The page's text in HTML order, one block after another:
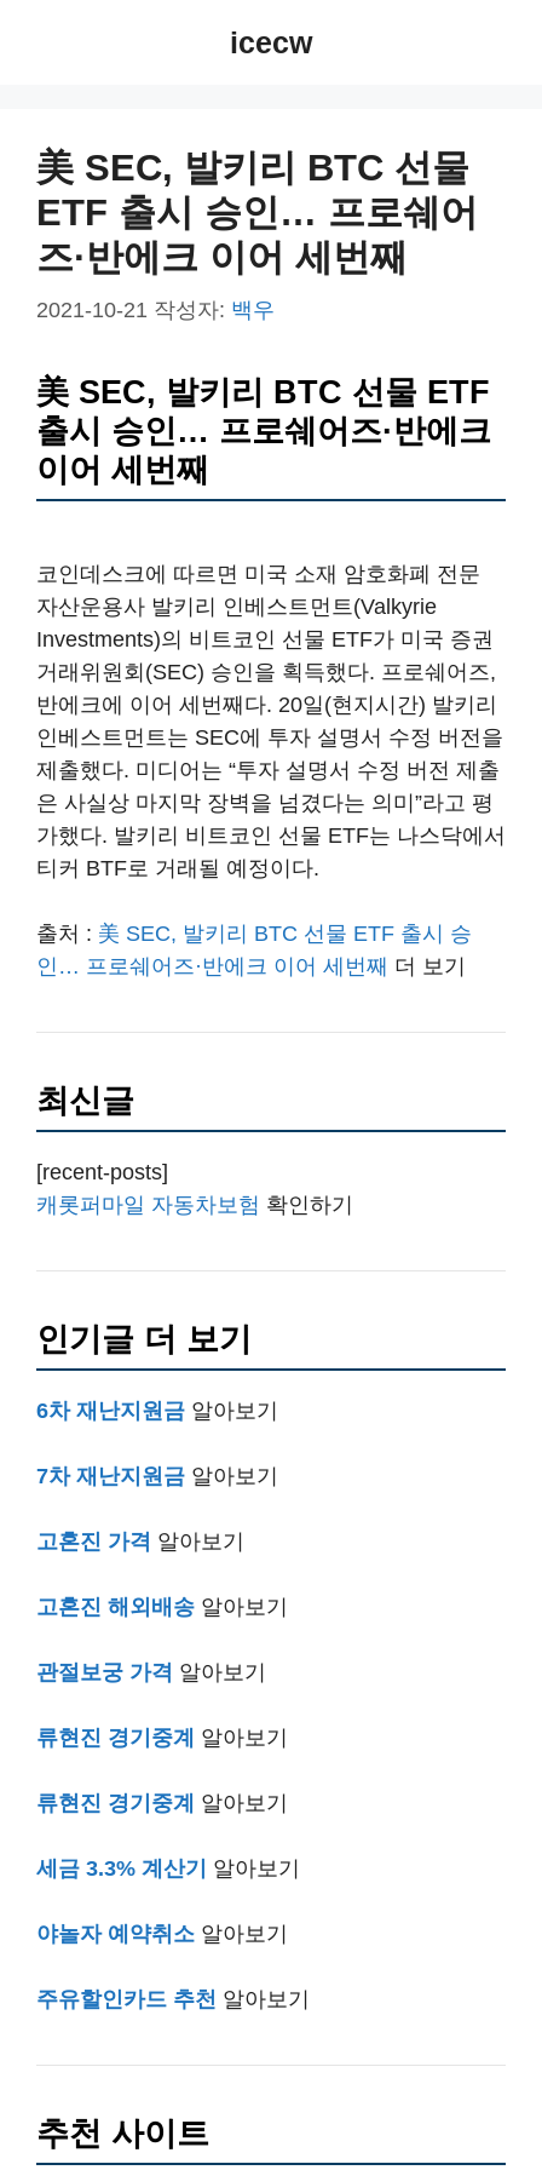
icecw
美 SEC, 발키리 BTC 선물
ETF 출시 승인… 프로쉐어
즈·반에크 이어 세번째
2021-10-21 작성자: 백우
美 SEC, 발키리 BTC 선물 ETF
출시 승인… 프로쉐어즈·반에크
이어 세번째
코인데스크에 따르면 미국 소재 암호화폐 전문
자산운용사 발키리 인베스트먼트(Valkyrie
Investments)의 비트코인 선물 ETF가 미국 증권
거래위원회(SEC) 승인을 획득했다. 프로쉐어즈,
반에크에 이어 세번째다. 20일(현지시간) 발키리
인베스트먼트는 SEC에 투자 설명서 수정 버전을
제출했다. 미디어는 “투자 설명서 수정 버전 제출
은 사실상 마지막 장벽을 넘겼다는 의미”라고 평
가했다. 발키리 비트코인 선물 ETF는 나스닥에서
티커 BTF로 거래될 예정이다.
출처 : 美 SEC, 발키리 BTC 선물 ETF 출시 승
인… 프로쉐어즈·반에크 이어 세번째 더 보기
최신글
[recent-posts]
캐롯퍼마일 자동차보험 확인하기
인기글 더 보기
6차 재난지원금 알아보기
7차 재난지원금 알아보기
고혼진 가격 알아보기
고혼진 해외배송 알아보기
관절보궁 가격 알아보기
류현진 경기중계 알아보기
류현진 경기중계 알아보기
세금 3.3% 계산기 알아보기
야놀자 예약취소 알아보기
주유할인카드 추천 알아보기
추천 사이트